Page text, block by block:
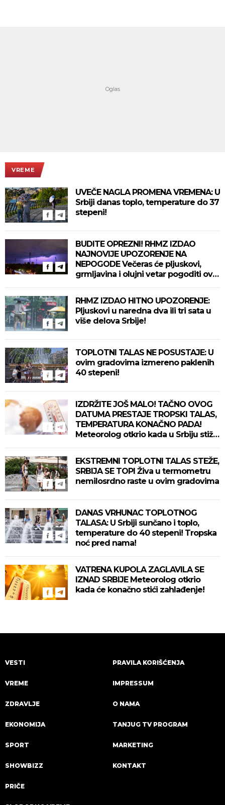
VREME
UVEČE NAGLA PROMENA VREMENA: U
Srbiji danas toplo, temperature do 37
stepeni!
BUDITE OPREZNI! RHMZ IZDAO
NAJNOVIJE UPOZORENJE NA
NEPOGODE Večeras će pljuskovi,
grmljavina i olujni vetar pogoditi ove
RHMZ IZDAO HITNO UPOZORENJE:
Pljuskovi u naredna dva ili tri sata u
više delova Srbije!
TOPLOTNI TALAS NE POSUSTAJE: U
ovim gradovima izmereno paklenih
40 stepeni!
IZDRŽITE JOŠ MALO! TAČNO OVOG
DATUMA PRESTAJE TROPSKI TALAS,
TEMPERATURA KONAČNO PADA!
Meteorolog otkrio kada u Srbiju stiže
EKSTREMNI TOPLOTNI TALAS STEŽE,
SRBIJA SE TOPI Živa u termometru
nemilosrdno raste u ovim gradovima
DANAS VRHUNAC TOPLOTNOG
TALASA: U Srbiji sunčano i toplo,
temperature do 40 stepeni! Tropska
noć pred nama!
VATRENA KUPOLA ZAGLAVILA SE
IZNAD SRBIJE Meteorolog otkrio
kada će konačno stići zahlađenje!
VESTI
VREME
ZDRAVLJE
EKONOMIJA
SPORT
SHOWBIZZ
PRIČE
PRAVILA KORIŠĆENJA
IMPRESSUM
O NAMA
TANJUG TV PROGRAM
MARKETING
KONTAKT